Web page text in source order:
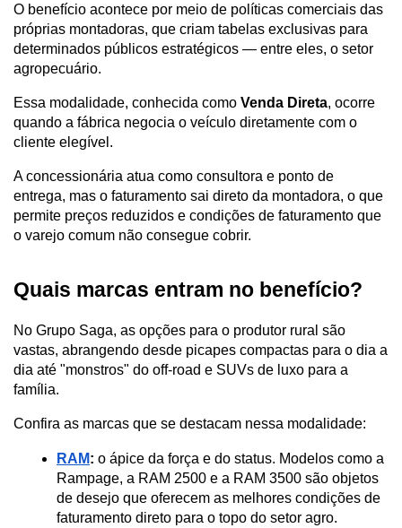
O benefício acontece por meio de políticas comerciais das
próprias montadoras, que criam tabelas exclusivas para
determinados públicos estratégicos — entre eles, o setor
agropecuário.
Essa modalidade, conhecida como Venda Direta, ocorre
quando a fábrica negocia o veículo diretamente com o
cliente elegível.
A concessionária atua como consultora e ponto de
entrega, mas o faturamento sai direto da montadora, o que
permite preços reduzidos e condições de faturamento que
o varejo comum não consegue cobrir.
Quais marcas entram no benefício?
No Grupo Saga, as opções para o produtor rural são
vastas, abrangendo desde picapes compactas para o dia a
dia até "monstros" do off-road e SUVs de luxo para a
família.
Confira as marcas que se destacam nessa modalidade:
RAM: o ápice da força e do status. Modelos como a
Rampage, a RAM 2500 e a RAM 3500 são objetos
de desejo que oferecem as melhores condições de
faturamento direto para o topo do setor agro.